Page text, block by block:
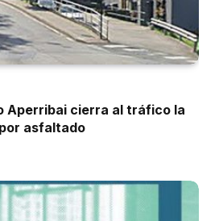
Aperribai cierra al tráfico la
asfaltado